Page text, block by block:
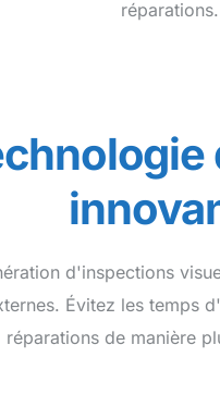
réparations.
d'inspections
Évitez les temps
réparations de manière